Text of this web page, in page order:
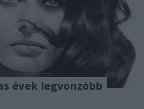
évek legvonzóbb